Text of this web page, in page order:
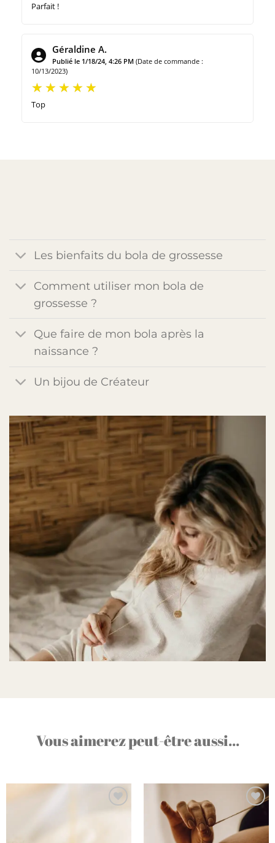
Parfait !
Géraldine A.
Publié le 1/18/24, 4:26 PM (Date de commande :
10/13/2023)
Top
Les bienfaits du bola de grossesse
Comment utiliser mon bola de
grossesse ?
Que faire de mon bola après la
naissance ?
Un bijou de Créateur
Vous aimerez peut-être aussi...
Ajouter
à la liste
d’envies